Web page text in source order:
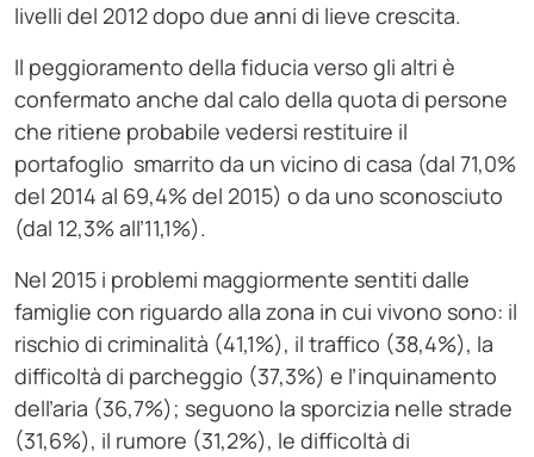
livelli del 2012 dopo due anni di lieve crescita.
Il peggioramento della fiducia verso gli altri è
confermato anche dal calo della quota di persone
che ritiene probabile vedersi restituire il
portafoglio smarrito da un vicino di casa (dal 71,0%
del 2014 al 69,4% del 2015) o da uno sconosciuto
(dal 12,3% all’11,1%).
Nel 2015 i problemi maggiormente sentiti dalle
famiglie con riguardo alla zona in cui vivono sono: il
rischio di criminalità (41,1%), il traffico (38,4%), la
difficoltà di parcheggio (37,3%) e l’inquinamento
dell’aria (36,7%); seguono la sporcizia nelle strade
(31,6%), il rumore (31,2%), le difficoltà di